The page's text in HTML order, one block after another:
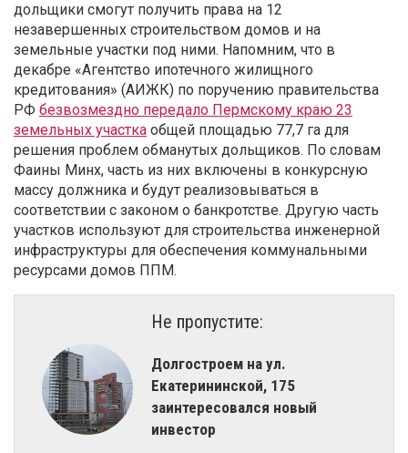
дольщики смогут получить права на 12
незавершенных строительством домов и на
земельные участки под ними. Напомним, что в
декабре «Агентство ипотечного жилищного
кредитования» (АИЖК) по поручению правительства
РФ безвозмездно передало Пермскому краю 23
земельных участка общей площадью 77,7 га для
решения проблем обманутых дольщиков. По словам
Фаины Минх, часть из них включены в конкурсную
массу должника и будут реализовываться в
соответствии с законом о банкротстве. Другую часть
участков используют для строительства инженерной
инфраструктуры для обеспечения коммунальными
ресурсами домов ППМ.
Не пропустите:
Долгостроем на ул.
Екатерининской, 175
заинтересовался новый
инвестор